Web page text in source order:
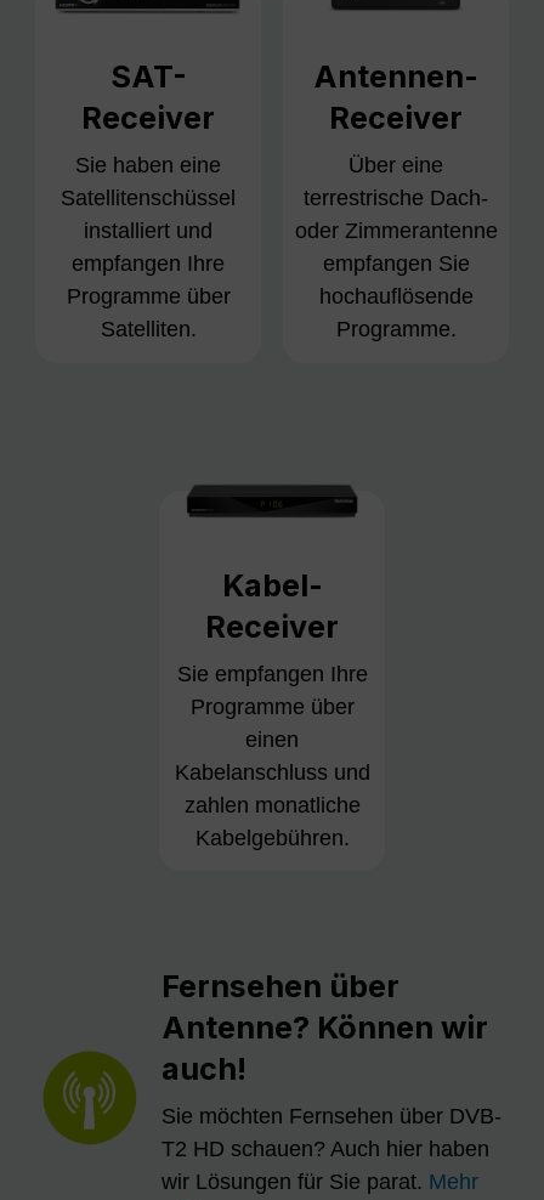
SAT-
Receiver
Sie haben eine
Satellitenschüssel
installiert und
empfangen Ihre
Programme über
Satelliten.
Antennen-
Receiver
Über eine
terrestrische Dach-
oder Zimmerantenne
empfangen Sie
hochauflösende
Programme.
Kabel-
Receiver
Sie empfangen Ihre
Programme über
einen
Kabelanschluss und
zahlen monatliche
Kabelgebühren.
Fernsehen über
Antenne? Können wir
auch!
Sie möchten Fernsehen über DVB-
T2 HD schauen? Auch hier haben
wir Lösungen für Sie parat. Mehr